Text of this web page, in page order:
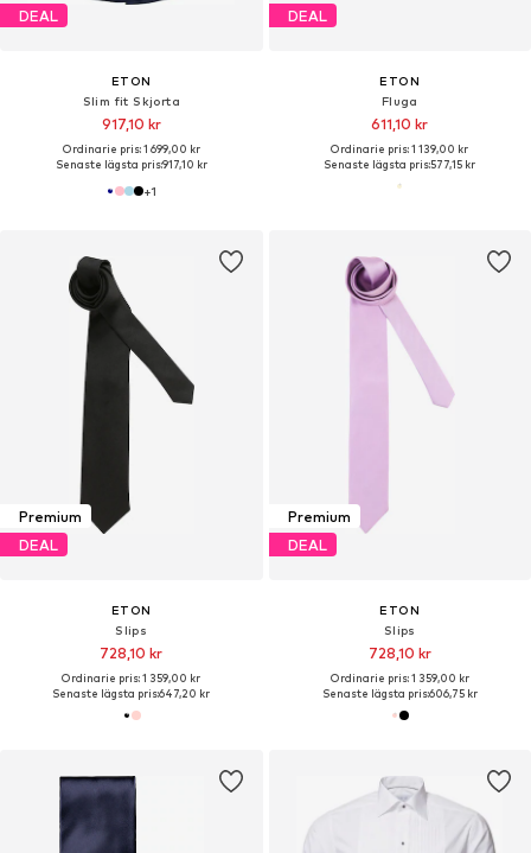
DEAL
ETON
Slim fit Skjorta
917,10 kr
Ordinarie pris: 1 699,00 kr
Senaste lägsta pris:917,10 kr
+1
DEAL
ETON
Fluga
611,10 kr
Ordinarie pris: 1 139,00 kr
Senaste lägsta pris:577,15 kr
Premium
DEAL
ETON
Slips
728,10 kr
Ordinarie pris: 1 359,00 kr
Senaste lägsta pris:647,20 kr
Premium
DEAL
ETON
Slips
728,10 kr
Ordinarie pris: 1 359,00 kr
Senaste lägsta pris:606,75 kr